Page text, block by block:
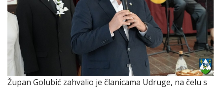
Župan Golubić zahvalio je članicama Udruge, na čelu s